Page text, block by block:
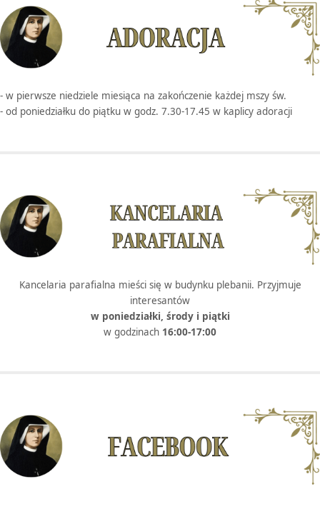
- w pierwsze niedziele miesiąca na zakończenie każdej mszy św.
- od poniedziałku do piątku w godz. 7.30-17.45 w kaplicy adoracji
Kancelaria parafialna mieści się w budynku plebanii. Przyjmuje
interesantów
w poniedziałki, środy i piątki
w godzinach 16:00-17:00